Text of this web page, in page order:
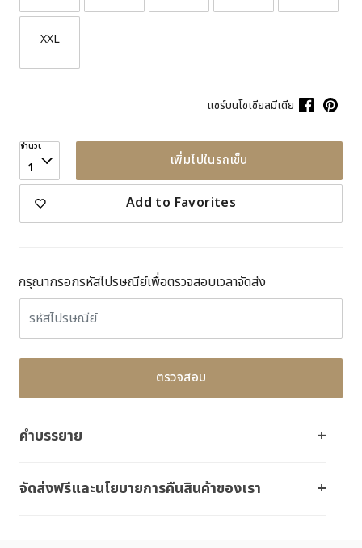
XXL
แชร์บนโซเชียลมีเดีย
จำนวน
1 เพิ่มไปในรถเข็น
Add to Favorites
กรุณากรอกรหัสไปรษณีย์เพื่อตรวจสอบเวลาจัดส่ง
ตรวจสอบ
คำบรรยาย
จัดส่งฟรีและนโยบายการคืนสินค้าของเรา